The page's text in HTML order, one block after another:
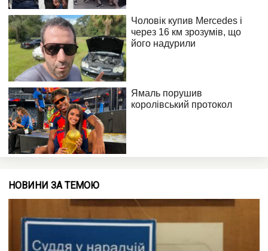
НОВИНИ ЗА ТЕМОЮ